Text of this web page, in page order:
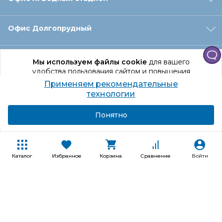
Каталог Избранное Корзина Сравнение Войти
Мы используем файлы cookieдля вашего
удобства пользования сайтом и повышения
качества рекомендаций.
Продолжая использование сайта, вы даете
согласие на обработку персональных данных
Офис Долгопрудный
Офис Санкт‑Петербург
Оформление заказа
Покупателям
Применяем рекомендательные
технологии
Понятно